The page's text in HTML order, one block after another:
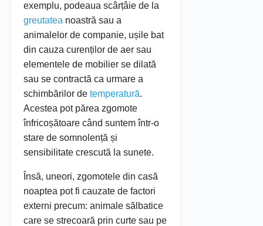
exemplu, podeaua scârțâie de la
greutatea noastră sau a
animalelor de companie, ușile bat
din cauza curenților de aer sau
elementele de mobilier se dilată
sau se contractă ca urmare a
schimbărilor de temperatură.
Acestea pot părea zgomote
înfricoșătoare când suntem într-o
stare de somnolență și
sensibilitate crescută la sunete.
Însă, uneori, zgomotele din casă
noaptea pot fi cauzate de factori
externi precum: animale sălbatice
care se strecoară prin curte sau pe